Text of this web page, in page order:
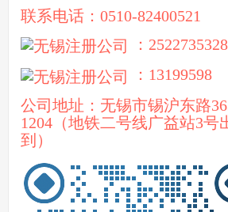
联系电话：0510-82400521
：2522735328
：13199598
公司地址：无锡市锡沪东路
1204（地铁二号线广益站3号
到）